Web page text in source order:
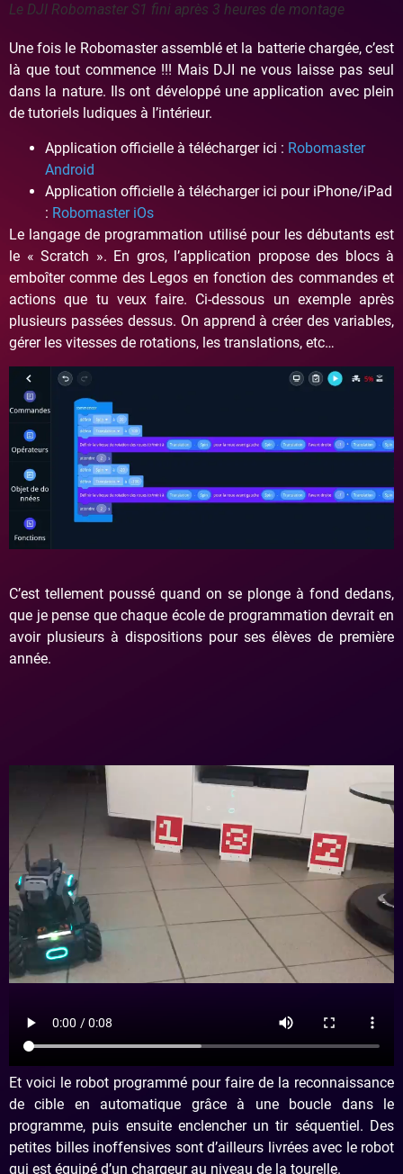
Le DJI Robomaster S1 fini après 3 heures de montage
Une fois le Robomaster assemblé et la batterie chargée, c’est
là que tout commence !!! Mais DJI ne vous laisse pas seul
dans la nature. Ils ont développé une application avec plein
de tutoriels ludiques à l’intérieur.
Application officielle à télécharger ici : Robomaster
Android
Application officielle à télécharger ici pour iPhone/iPad
: Robomaster iOs
Le langage de programmation utilisé pour les débutants est
le « Scratch ». En gros, l’application propose des blocs à
emboîter comme des Legos en fonction des commandes et
actions que tu veux faire. Ci-dessous un exemple après
plusieurs passées dessus. On apprend à créer des variables,
gérer les vitesses de rotations, les translations, etc…
C’est tellement poussé quand on se plonge à fond dedans,
que je pense que chaque école de programmation devrait en
avoir plusieurs à dispositions pour ses élèves de première
année.
Et voici le robot programmé pour faire de la reconnaissance
de cible en automatique grâce à une boucle dans le
programme, puis ensuite enclencher un tir séquentiel. Des
petites billes inoffensives sont d’ailleurs livrées avec le robot
qui est équipé d’un chargeur au niveau de la tourelle.